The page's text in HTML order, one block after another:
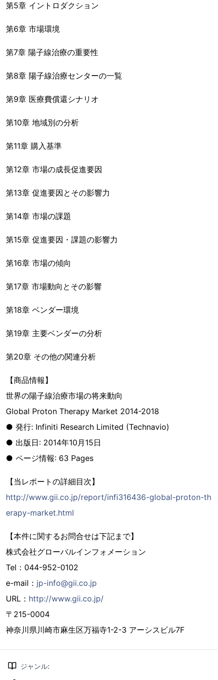
第5章 イントロダクション
第6章 市場環境
第7章 陽子線治療の重要性
第8章 陽子線治療センターの一覧
第9章 医療費償還シナリオ
第10章 地域別の分析
第11章 購入基準
第12章 市場の成長促進要因
第13章 促進要因とその影響力
第14章 市場の課題
第15章 促進要因・課題の影響力
第16章 市場の傾向
第17章 市場動向とその影響
第18章 ベンダー環境
第19章 主要ベンダーの分析
第20章 その他の関連分析
【商品情報】
世界の陽子線治療市場の将来動向
Global Proton Therapy Market 2014-2018
● 発行: Infiniti Research Limited (Technavio)
● 出版日: 2014年10月15日
● ページ情報: 63 Pages
【当レポートの詳細目次】
http://www.gii.co.jp/report/infi316436-global-proton-th
erapy-market.html
【本件に関するお問合せは下記まで】
株式会社グローバルインフォメーション
Tel：044-952-0102
e-mail： jp-info@gii.co.jp
URL： http://www.gii.co.jp/
〒215-0004
神奈川県川崎市麻生区万福寺1-2-3 アーシスビル7F
ジャンル: